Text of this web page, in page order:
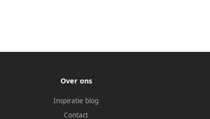
Over ons
Inspiratie blog
Contact